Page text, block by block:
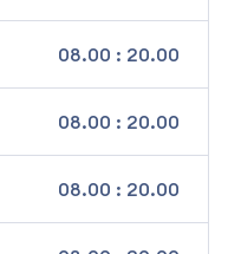
08.00 : 20.00
08.00 : 20.00
08.00 : 20.00